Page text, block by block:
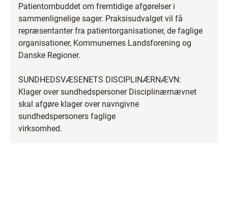
Patientombuddet om fremtidige afgørelser i
sammenlignelige sager. Praksisudvalget vil få
repræsentanter fra patientorganisationer, de faglige
organisationer, Kommunernes Landsforening og
Danske Regioner.
SUNDHEDSVÆSENETS DISCIPLINÆRNÆVN:
Klager over sundhedspersoner Disciplinærnævnet
skal afgøre klager over navngivne
sundhedspersoners faglige
virksomhed.